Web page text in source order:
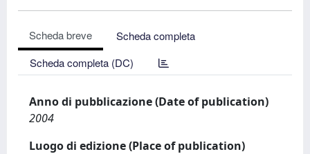
Scheda breve
Scheda completa
Scheda completa (DC)
Anno di pubblicazione (Date of publication)
2004
Luogo di edizione (Place of publication)